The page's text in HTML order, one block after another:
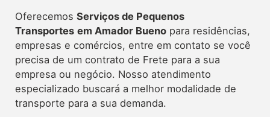
Oferecemos Serviços de Pequenos
Transportes em Amador Bueno para residências,
empresas e comércios, entre em contato se você
precisa de um contrato de Frete para a sua
empresa ou negócio. Nosso atendimento
especializado buscará a melhor modalidade de
transporte para a sua demanda.